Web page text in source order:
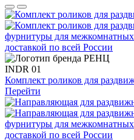
INDR 01
Комплект роликов для
Перейти